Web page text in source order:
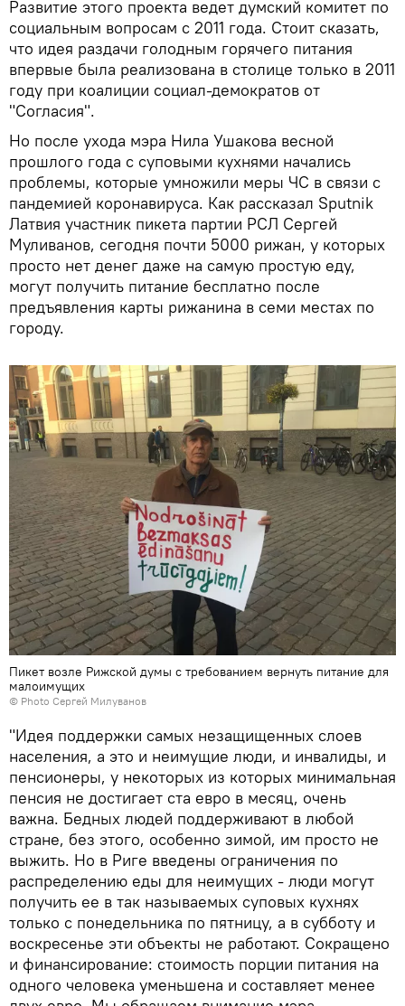
Развитие этого проекта ведет думский комитет по
социальным вопросам с 2011 года. Стоит сказать,
что идея раздачи голодным горячего питания
впервые была реализована в столице только в 2011
году при коалиции социал-демократов от
"Согласия".
Но после ухода мэра Нила Ушакова весной
прошлого года с суповыми кухнями начались
проблемы, которые умножили меры ЧС в связи с
пандемией коронавируса. Как рассказал Sputnik
Латвия участник пикета партии РСЛ Сергей
Муливанов, сегодня почти 5000 рижан, у которых
просто нет денег даже на самую простую еду,
могут получить питание бесплатно после
предъявления карты рижанина в семи местах по
городу.
Пикет возле Рижской думы с требованием вернуть питание для
малоимущих
© Photo Сергей Милуванов
"Идея поддержки самых незащищенных слоев
населения, а это и неимущие люди, и инвалиды, и
пенсионеры, у некоторых из которых минимальная
пенсия не достигает ста евро в месяц, очень
важна. Бедных людей поддерживают в любой
стране, без этого, особенно зимой, им просто не
выжить. Но в Риге введены ограничения по
распределению еды для неимущих - люди могут
получить ее в так называемых суповых кухнях
только с понедельника по пятницу, а в субботу и
воскресенье эти объекты не работают. Сокращено
и финансирование: стоимость порции питания на
одного человека уменьшена и составляет менее